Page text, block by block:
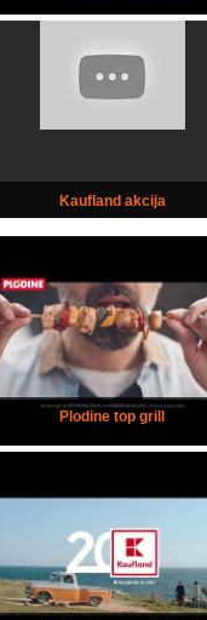
Kaufland akcija
Plodine top grill